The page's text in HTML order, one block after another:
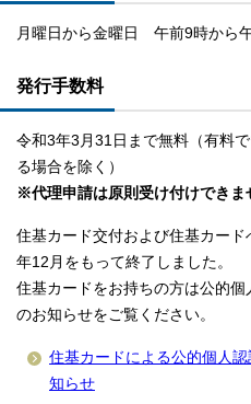
月曜日から金曜日 午前9時から
発行手数料
令和3年3月31日まで無料（有料
る場合を除く）
※代理申請は原則受け付けできま
住基カード交付および住基カー
年12月をもって終了しました。
住基カードをお持ちの方は公的
のお知らせをご覧ください。
住基カードによる公的個人
知らせ